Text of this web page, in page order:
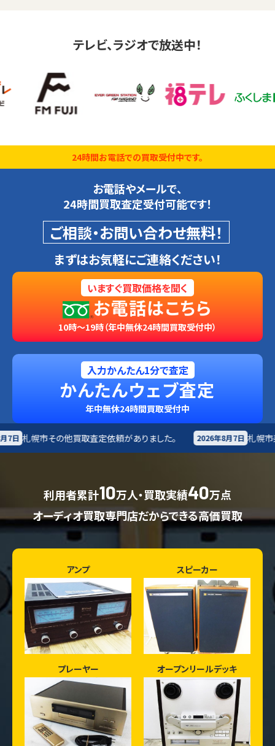
テレビ、ラジオで放送中！
24時間お電話での買取受付中です。
お電話やメールで、
24時間買取査定受付可能です！
ご相談・お問い合わせ無料！
まずはお気軽にご連絡ください！
いますぐ買取価格を聞く
お電話はこちら
10時～19時（年中無休24時間買取受付中）
入力かんたん1分で査定
かんたんウェブ査定
年中無休24時間買取受付中
定依頼がありました。 2026年8月7日 札幌市 楽器買取査定依頼があり
利用者累計10万人・買取実績40万点
オーディオ買取専門店だからできる高価買取
アンプ スピーカー
プレーヤー オープンリールデッキ